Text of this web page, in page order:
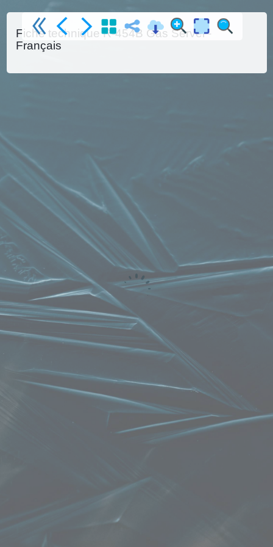
Fiche technique R-454B Gas Servei -
Français